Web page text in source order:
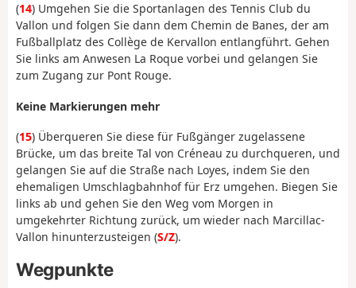
(14) Umgehen Sie die Sportanlagen des Tennis Club du
Vallon und folgen Sie dann dem Chemin de Banes, der am
Fußballplatz des Collège de Kervallon entlangführt. Gehen
Sie links am Anwesen La Roque vorbei und gelangen Sie
zum Zugang zur Pont Rouge.
Keine Markierungen mehr
(15) Überqueren Sie diese für Fußgänger zugelassene
Brücke, um das breite Tal von Créneau zu durchqueren, und
gelangen Sie auf die Straße nach Loyes, indem Sie den
ehemaligen Umschlagbahnhof für Erz umgehen. Biegen Sie
links ab und gehen Sie den Weg vom Morgen in
umgekehrter Richtung zurück, um wieder nach Marcillac-
Vallon hinunterzusteigen (S/Z).
Wegpunkte